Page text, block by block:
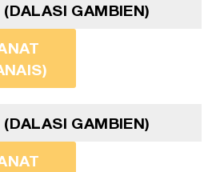
GAMBIEN)
GAMBIEN)